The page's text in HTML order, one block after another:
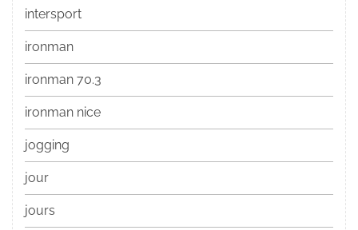
intersport
ironman
ironman 70.3
ironman nice
jogging
jour
jours